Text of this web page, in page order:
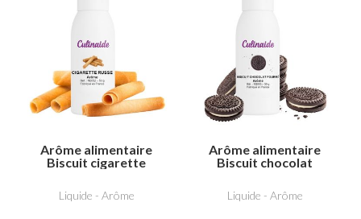
Arôme alimentaire
Biscuit cigarette
Liquide - Arôme
Arôme alimentaire
Biscuit chocolat
Liquide - Arôme